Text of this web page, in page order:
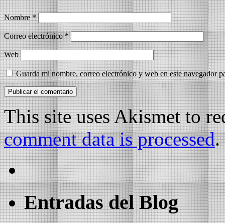
Nombre*
Correo electrónico*
Web
Guarda mi nombre, correo electrónico y web en este navegador
This site uses Akismet to
comment data is processed.
Entradas del Blog